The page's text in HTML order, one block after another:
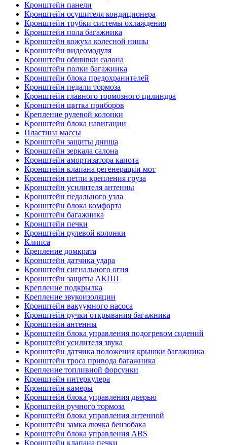
Кронштейн панели
Кронштейн осушителя кондиционера
Кронштейн трубки системы охлаждения
Кронштейн пола багажника
Кронштейн кожуха колесной нишы
Кронштейн видеомодуля
Кронштейн обшивки салона
Кронштейн полки багажника
Кронштейн блока предохранителей
Кронштейн педали тормоза
Кронштейн главного тормозного цилиндра
Кронштейн щитка приборов
Крепление рулевой колонки
Кронштейн блока навигации
Пластина массы
Кронштейн защиты днища
Кронштейн зеркала салона
Кронштейн амортизатора капота
Кронштейн клапана регенерации мот
Кронштейн петли крепления груза
Кронштейн усилителя антенны
Кронштейн педального узла
Кронштейн блока комфорта
Кронштейн багажника
Кронштейн печки
Кронштейн рулевой колонки
Клипса
Крепление домкрата
Кронштейн датчика удара
Кронштейн сигнального огня
Кронштейн защиты АКПП
Крепление подкрылка
Крепление звукоизоляции
Кронштейн вакуумного насоса
Кронштейн ручки открывания багажника
Кронштейн антенны
Кронштейн блока управления подогревом сидений
Кронштейн усилителя звука
Кронштейн датчика положения крышки багажника
Кронштейн троса привода багажника
Крепление топливной форсунки
Кронштейн интеркулера
Кронштейн камеры
Кронштейн блока управления дверью
Кронштейн ручного тормоза
Кронштейн блока управления антенной
Кронштейн замка лючка бензобака
Кронштейн блока управления ABS
Кронштейн клапана печки